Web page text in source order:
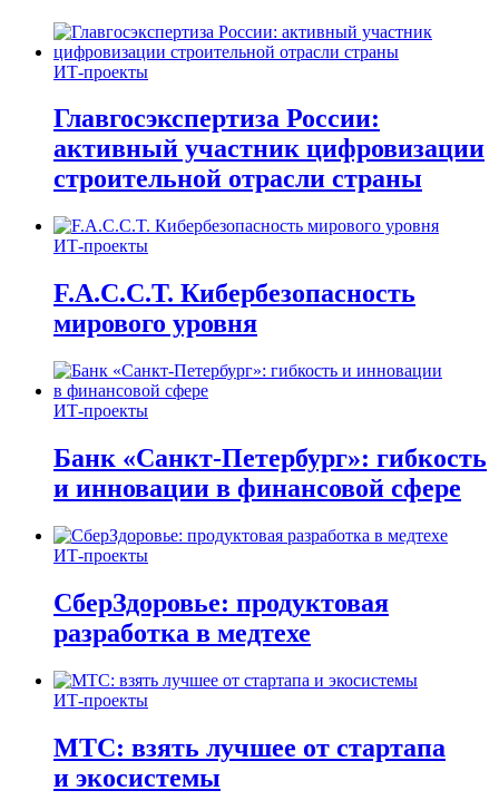
ИТ-проекты
Главгосэкспертиза России:
активный участник цифровизации
строительной отрасли страны
ИТ-проекты
F.A.C.C.T. Кибербезопасность
мирового уровня
ИТ-проекты
Банк «Санкт-Петербург»: гибкость
и инновации в финансовой сфере
ИТ-проекты
СберЗдоровье: продуктовая
разработка в медтехе
ИТ-проекты
МТС: взять лучшее от стартапа
и экосистемы